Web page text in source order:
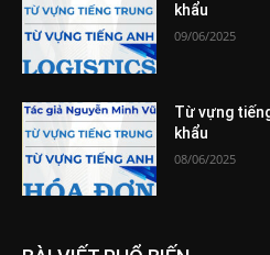
khẩu
09/06/2025
Từ vựng
khẩu
08/06/2025